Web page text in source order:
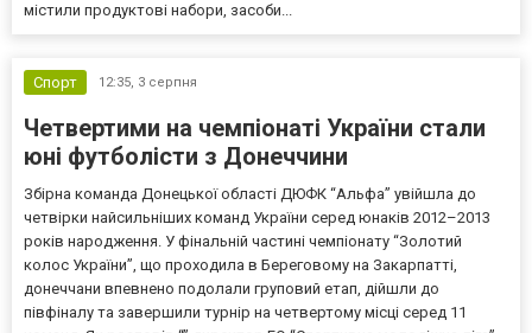
містили продуктові набори, засоби...
Спорт 12:35, 3 серпня
Четвертими на чемпіонаті України стали
юні футболісти з Донеччини
Збірна команда Донецької області ДЮФК “Альфа” увійшла до
четвірки найсильніших команд України серед юнаків 2012–2013
років народження. У фінальній частині чемпіонату “Золотий
колос України”, що проходила в Береговому на Закарпатті,
донеччани впевнено подолали груповий етап, дійшли до
півфіналу та завершили турнір на четвертому місці серед 11